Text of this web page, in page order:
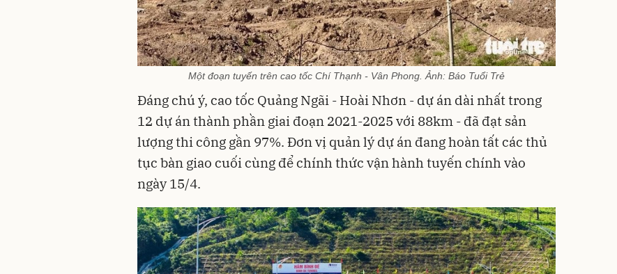
Một đoạn tuyến trên cao tốc Chí Thạnh - Vân Phong. Ảnh: Báo Tuổi Trẻ
Đáng chú ý, cao tốc Quảng Ngãi - Hoài Nhơn - dự án dài nhất trong
12 dự án thành phần giai đoạn 2021-2025 với 88km - đã đạt sản
lượng thi công gần 97%. Đơn vị quản lý dự án đang hoàn tất các thủ
tục bàn giao cuối cùng để chính thức vận hành tuyến chính vào
ngày 15/4.